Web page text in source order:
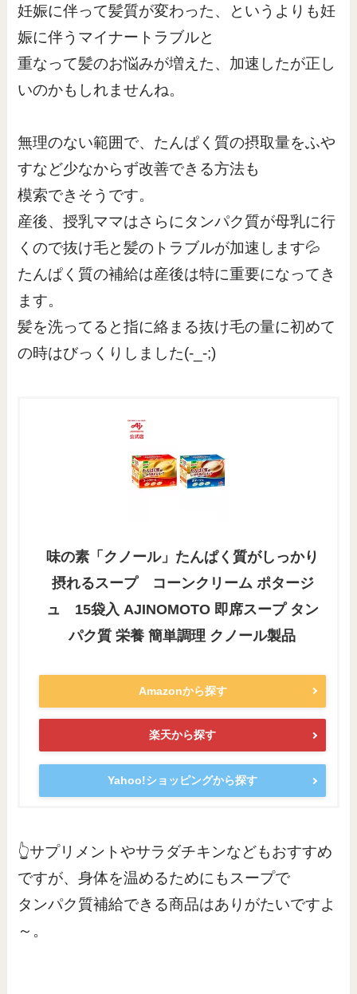
妊娠に伴って髪質が変わった、というよりも妊
娠に伴うマイナートラブルと
重なって髪のお悩みが増えた、加速したが正し
いのかもしれませんね。
無理のない範囲で、たんぱく質の摂取量をふや
すなど少なからず改善できる方法も
模索できそうです。
産後、授乳ママはさらにタンパク質が母乳に行
くので抜け毛と髪のトラブルが加速します💦
たんぱく質の補給は産後は特に重要になってき
ます。
髪を洗ってると指に絡まる抜け毛の量に初めて
の時はびっくりしました(-_-;)
味の素「クノール」たんぱく質がしっかり
摂れるスープ コーンクリーム ポタージ
ュ 15袋入 AJINOMOTO 即席スープ タン
パク質 栄養 簡単調理 クノール製品
Amazonから探す
楽天から探す
Yahoo!ショッピングから探す
👆サプリメントやサラダチキンなどもおすすめ
ですが、身体を温めるためにもスープで
タンパク質補給できる商品はありがたいですよ
～。